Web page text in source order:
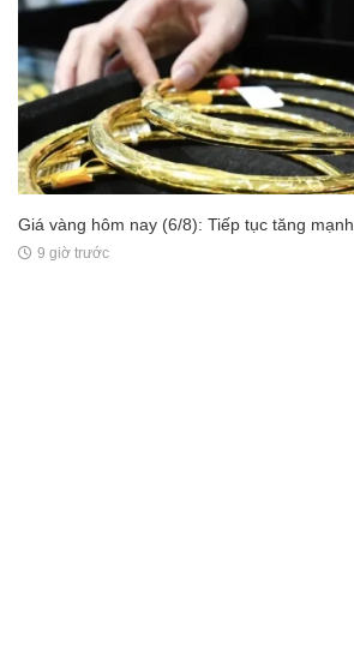
Giá vàng hôm nay (6/8): Tiếp tục tăng mạnh
9 giờ trước